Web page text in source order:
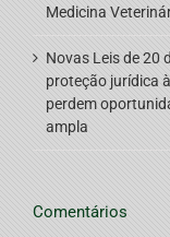
Medicina
Novas Leis de 20
proteção jurídica
perdem
ampla
Comentários